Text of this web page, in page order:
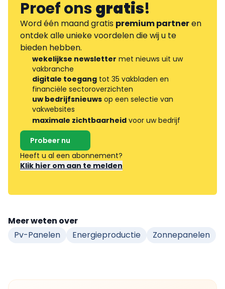
Proef onsgratis!
Word één maand gratis premium partneren
ontdek alle unieke voordelen die wij u te
bieden hebben.
wekelijkse newsletter met nieuws uit uw
vakbranche
digitale toegang tot 35 vakbladen en
financiële sectoroverzichten
uw bedrijfsnieuws op een selectie van
vakwebsites
maximale zichtbaarheid voor uw bedrijf
Probeer nu
Heeft u al een abonnement?
Klik hier om aan te melden
Meer weten over
Pv-Panelen
Energieproductie Zonnepanelen